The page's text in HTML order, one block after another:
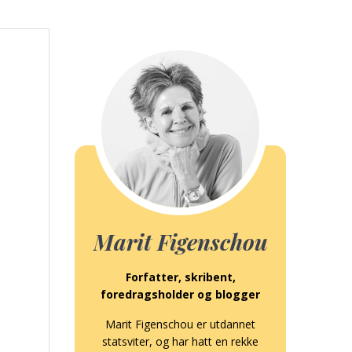
Marit Figenschou
Forfatter, skribent,
foredragsholder og blogger
Marit Figenschou er utdannet
statsviter, og har hatt en rekke